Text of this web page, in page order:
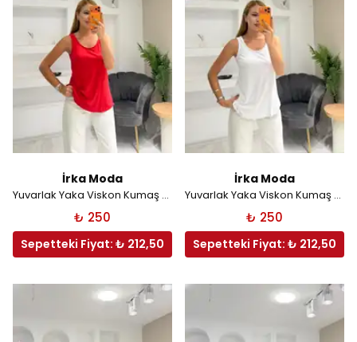
İrka Moda
Yuvarlak Yaka Viskon Kumaş Atlet - Kırmızı
₺ 250
Sepetteki Fiyat: ₺ 212,50
İrka Moda
Yuvarlak Yaka Viskon Kumaş Atlet - Beyaz
₺ 250
Sepetteki Fiyat: ₺ 212,50